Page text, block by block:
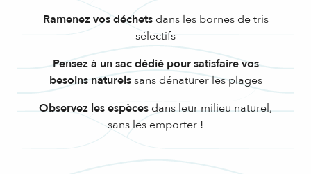
Ramenez vos déchetsdans les bornes de tris
sélectifs
Pensez à un sac dédié pour satisfaire vos
besoins naturelssans dénaturer les plages
Observez les espèces dans leur milieu naturel,
sans les emporter !